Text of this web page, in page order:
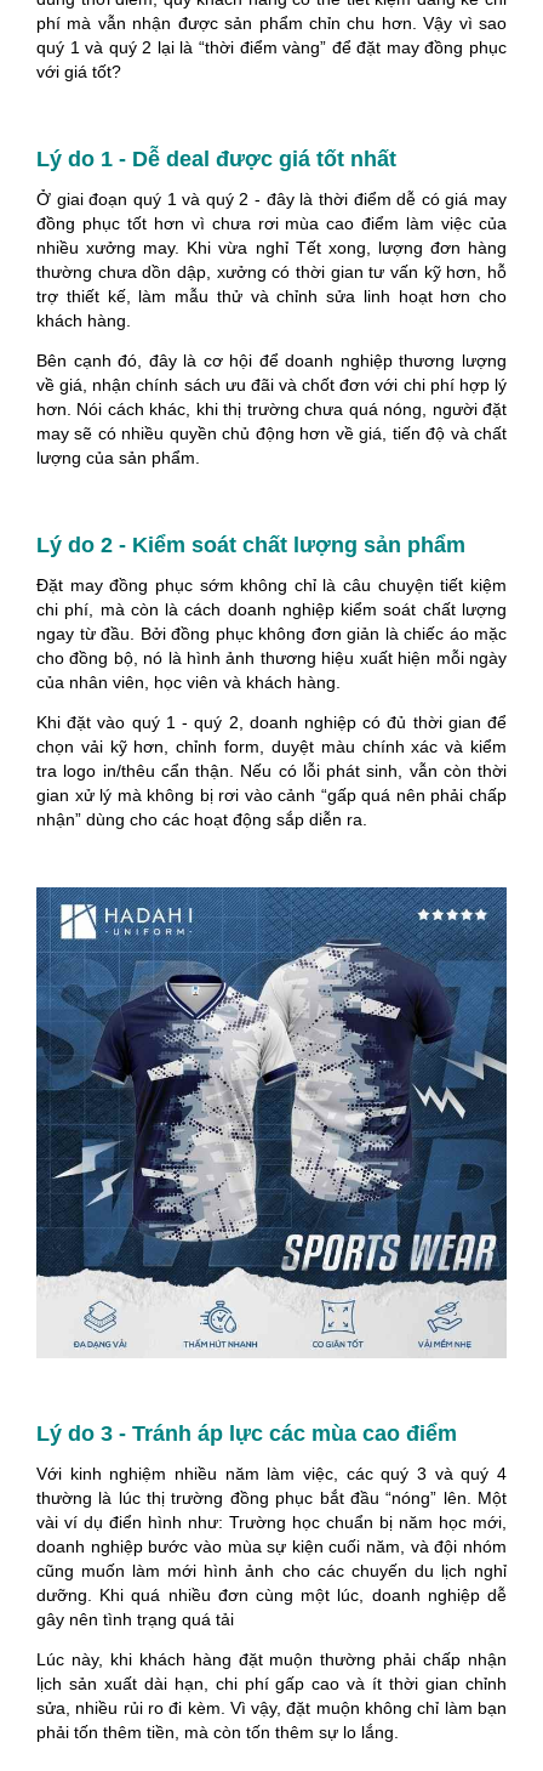
phí mà vẫn nhận được sản phẩm chỉn chu hơn. Vậy vì sao
quý 1 và quý 2 lại là “thời điểm vàng” để đặt may đồng phục
với giá tốt?
Lý do 1 - Dễ deal được giá tốt nhất
Ở giai đoạn quý 1 và quý 2 - đây là thời điểm dễ có giá may
đồng phục tốt hơn vì chưa rơi mùa cao điểm làm việc của
nhiều xưởng may. Khi vừa nghỉ Tết xong, lượng đơn hàng
thường chưa dồn dập, xưởng có thời gian tư vấn kỹ hơn, hỗ
trợ thiết kế, làm mẫu thử và chỉnh sửa linh hoạt hơn cho
khách hàng.
Bên cạnh đó, đây là cơ hội để doanh nghiệp thương lượng
về giá, nhận chính sách ưu đãi và chốt đơn với chi phí hợp lý
hơn. Nói cách khác, khi thị trường chưa quá nóng, người đặt
may sẽ có nhiều quyền chủ động hơn về giá, tiến độ và chất
lượng của sản phẩm.
Lý do 2 - Kiểm soát chất lượng sản phẩm
Đặt may đồng phục sớm không chỉ là câu chuyện tiết kiệm
chi phí, mà còn là cách doanh nghiệp kiểm soát chất lượng
ngay từ đầu. Bởi đồng phục không đơn giản là chiếc áo mặc
cho đồng bộ, nó là hình ảnh thương hiệu xuất hiện mỗi ngày
của nhân viên, học viên và khách hàng.
Khi đặt vào quý 1 - quý 2, doanh nghiệp có đủ thời gian để
chọn vải kỹ hơn, chỉnh form, duyệt màu chính xác và kiểm
tra logo in/thêu cẩn thận. Nếu có lỗi phát sinh, vẫn còn thời
gian xử lý mà không bị rơi vào cảnh “gấp quá nên phải chấp
nhận” dùng cho các hoạt động sắp diễn ra.
Lý do 3 - Tránh áp lực các mùa cao điểm
Với kinh nghiệm nhiều năm làm việc, các quý 3 và quý 4
thường là lúc thị trường đồng phục bắt đầu “nóng” lên. Một
vài ví dụ điển hình như: Trường học chuẩn bị năm học mới,
doanh nghiệp bước vào mùa sự kiện cuối năm, và đội nhóm
cũng muốn làm mới hình ảnh cho các chuyến du lịch nghỉ
dưỡng. Khi quá nhiều đơn cùng một lúc, doanh nghiệp dễ
gây nên tình trạng quá tải
Lúc này, khi khách hàng đặt muộn thường phải chấp nhận
lịch sản xuất dài hạn, chi phí gấp cao và ít thời gian chỉnh
sửa, nhiều rủi ro đi kèm. Vì vậy, đặt muộn không chỉ làm bạn
phải tốn thêm tiền, mà còn tốn thêm sự lo lắng.